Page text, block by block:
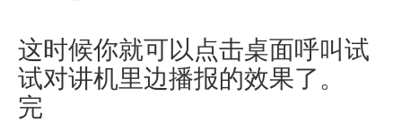
这时候你就可以点击桌面呼叫试
试对讲机里边播报的效果了。
完